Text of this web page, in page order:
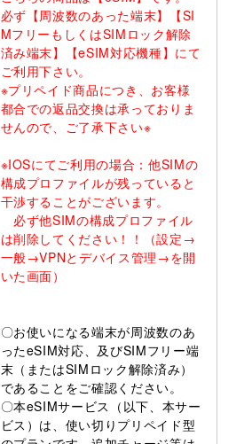
必ず【周波数のあった端末】【SI
MフリーもしくはSIMロック解除
済み端末】【eSIM対応機種】にて
ご利用下さい。
※プリペイド商品につき、お客様
都合での返品交換は承っておりま
せんので、ご了承下さい※
※IOSにてご利用の場合：他SIMの
構成プロファイルが残っていると
干渉することがございます。
必ず他SIMの構成プロファイル
は削除してください！！（設定→
一般→VPNとデバイス管理→を開
いた画面）
〇お使いになる端末が周波数のあ
ったeSIM対応、及びSIMフリー端
末（またはSIMロック解除済み）
であることをご確認ください。
〇本eSIMサービス（以下、本サー
ビス）は、使い切りプリペイド型